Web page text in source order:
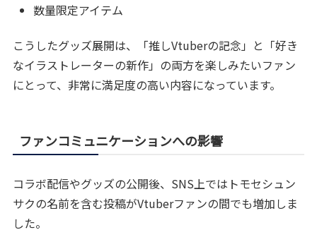
数量限定アイテム
こうしたグッズ展開は、「推しVtuberの記念」と「好き
なイラストレーターの新作」の両方を楽しみたいファン
にとって、非常に満足度の高い内容になっています。
ファンコミュニケーションへの影響
コラボ配信やグッズの公開後、SNS上ではトモセシュン
サクの名前を含む投稿がVtuberファンの間でも増加しま
した。